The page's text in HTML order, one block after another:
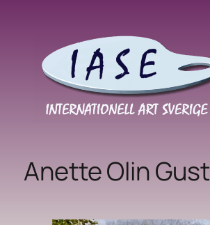
innehåll
Anette Olin